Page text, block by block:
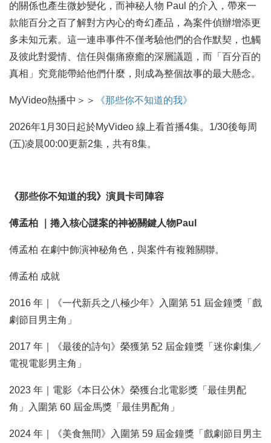
的關係也產生微妙變化，而神秘人物 Paul 的介入，帶來一
款能百分之百了解對方內心的奇幻產品，為案件偵辦增添更
多未知元素。這一連串事件不僅考驗他們的合作默契，也觸
及彼此對愛情、信任與傷痛療癒的深層議題，而「百分百的
真相」究竟能帶給他們什麼，則成為整個故事的最大懸念。
MyVideo熱播中＞＞ 《那些你不知道的我》
2026年1月30日起於MyVideo 線上看首播4集。1/30後每周
(五)凌晨00:00更新2集，共有8集。
《那些你不知道的我》演員卡司陣容
傅孟柏 ｜捲入核心謎案的神祕關鍵人物Paul
傅孟柏 在劇中飾演神秘角色，與案件有複雜關聯。
傅孟柏 成就
2016 年｜《一代新兵之八極少年》入圍第 51 屆金鐘獎「戲
劇節目男主角」
2017 年｜《最後的詩句》榮獲第 52 屆金鐘獎「迷你劇集／
電視電影男主角」
2023 年｜電影《本日公休》榮獲台北電影獎「最佳男配
角」入圍第 60 屆金馬獎「最佳男配角」
2024 年｜《美食無間》入圍第 59 屆金鐘獎「戲劇節目男主